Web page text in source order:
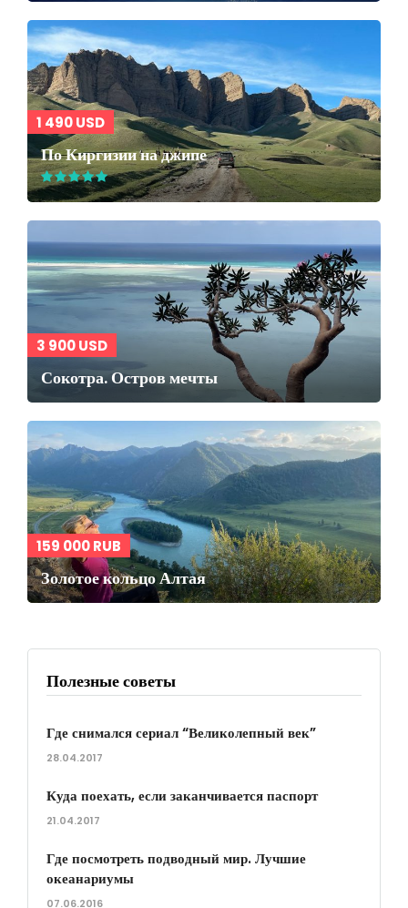
1 490 USD
По Киргизии на джипе
3 900 USD
Сокотра. Остров мечты
159 000 RUB
Золотое кольцо Алтая
Полезные советы
Где снимался сериал “Великолепный век”
28.04.2017
Куда поехать, если заканчивается паспорт
21.04.2017
Где посмотреть подводный мир. Лучшие
океанариумы
07.06.2016